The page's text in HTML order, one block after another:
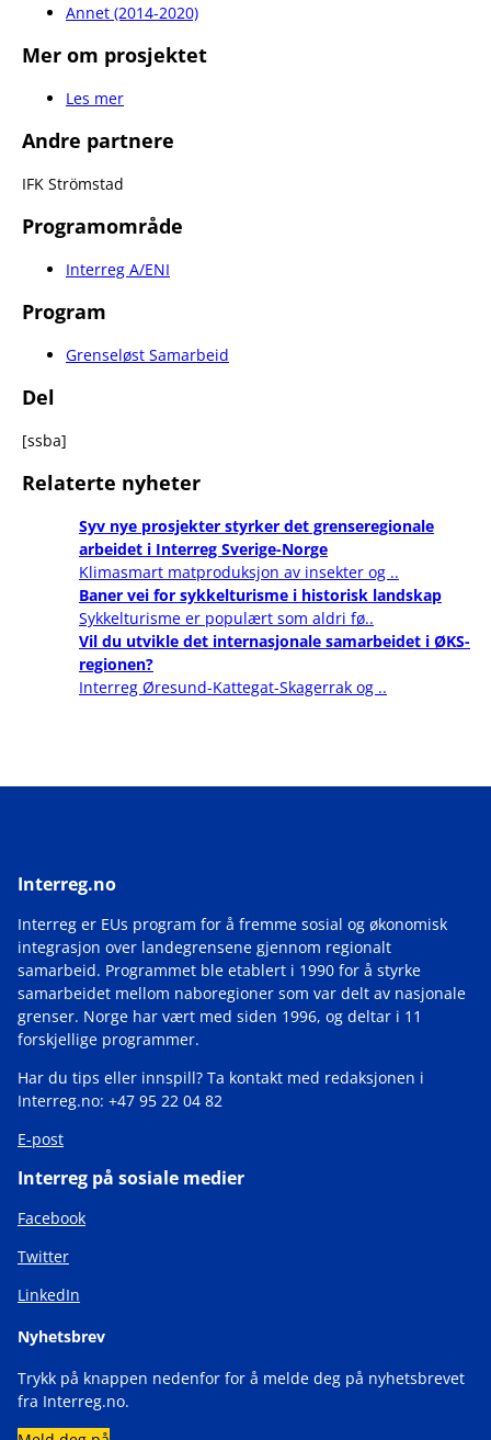
Annet (2014-2020)
Mer om prosjektet
Les mer
Andre partnere
IFK Strömstad
Programområde
Interreg A/ENI
Program
Grenseløst Samarbeid
Del
[ssba]
Relaterte nyheter
Syv nye prosjekter styrker det grenseregionale
arbeidet i Interreg Sverige-Norge
Klimasmart matproduksjon av insekter og ..
Baner vei for sykkelturisme i historisk landskap
Sykkelturisme er populært som aldri fø..
Vil du utvikle det internasjonale samarbeidet i ØKS-
regionen?
Interreg Øresund-Kattegat-Skagerrak og ..
Interreg.no
Interreg er EUs program for å fremme sosial og økonomisk
integrasjon over landegrensene gjennom regionalt
samarbeid. Programmet ble etablert i 1990 for å styrke
samarbeidet mellom naboregioner som var delt av nasjonale
grenser. Norge har vært med siden 1996, og deltar i 11
forskjellige programmer.
Har du tips eller innspill? Ta kontakt med redaksjonen i
Interreg.no: +47 95 22 04 82
E-post
Interreg på sosiale medier
Facebook
Twitter
LinkedIn
Nyhetsbrev
Trykk på knappen nedenfor for å melde deg på nyhetsbrevet
fra Interreg.no.